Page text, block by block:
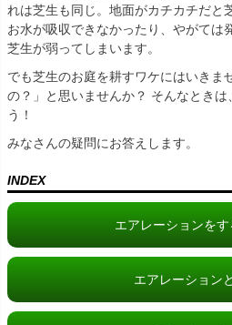
れは芝生も同じ。地面がカチカチだと
お水が吸収できなかったり、やがては
芝生が弱ってしまいます。
でも芝生のお庭を耕すワケにはいきま
の？」と思いませんか？ そんなときは
う！
みなさんの疑問にお答えします。
INDEX
エアレーションを
エアレーション